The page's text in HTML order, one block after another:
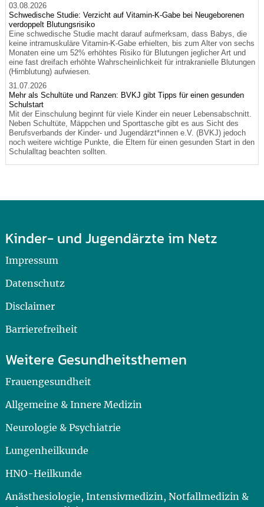
03.08.2026
Schwedische Studie: Verzicht auf Vitamin-K-Gabe bei Neugeborenen
verdoppelt Blutungsrisiko
Eine schwedische Studie macht darauf aufmerksam, dass Babys, die
keine intramuskuläre Vitamin-K-Gabe erhielten, bis zum Alter von sechs
Monaten eine um 52% erhöhtes Risiko für Blutungen jeglicher Art und
eine fast dreifach erhöhte Wahrscheinlichkeit für intrakranielle Blutungen
(Hirnblutung) aufwiesen.
31.07.2026
Mehr als Schultüte und Ranzen: BVKJ gibt Tipps für einen gesunden
Schulstart
Mit der Einschulung beginnt für viele Kinder ein neuer Lebensabschnitt.
Neben Schultüte, Mäppchen und Sporttasche gibt es aus Sicht des
Berufsverbands der Kinder- und Jugendärzt*innen e.V. (BVKJ) jedoch
noch weitere wichtige Punkte, die Eltern für einen gesunden Start in den
Schulalltag beachten sollten.
Kinder- und Jugendärzte im Netz
Impressum
Datenschutz
Disclaimer
Barrierefreiheit
Weitere Gesundheitsthemen
Frauengesundheit
Allgemeine & Innere Medizin
Neurologie & Psychiatrie
Lungenheilkunde
HNO-Heilkunde
Anästhesiologie, Intensivmedizin, Notfallmedizin &